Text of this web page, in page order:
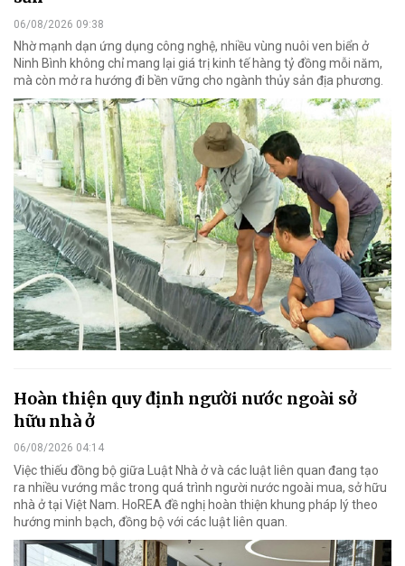
06/08/2026 09:38
Nhờ mạnh dạn ứng dụng công nghệ, nhiều vùng nuôi ven biển ở
Ninh Bình không chỉ mang lại giá trị kinh tế hàng tỷ đồng mỗi năm,
mà còn mở ra hướng đi bền vững cho ngành thủy sản địa phương.
Hoàn thiện quy định người nước ngoài sở
hữu nhà ở
06/08/2026 04:14
Việc thiếu đồng bộ giữa Luật Nhà ở và các luật liên quan đang tạo
ra nhiều vướng mắc trong quá trình người nước ngoài mua, sở hữu
nhà ở tại Việt Nam. HoREA đề nghị hoàn thiện khung pháp lý theo
hướng minh bạch, đồng bộ với các luật liên quan.